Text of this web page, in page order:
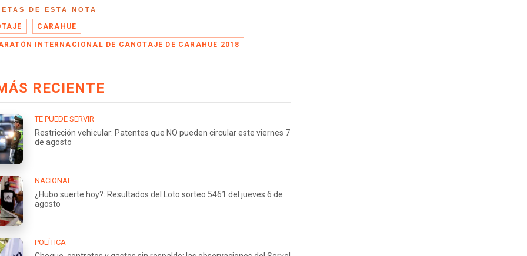
DE ESTA NOTA
CARAHUE
INTERNACIONAL DE CANOTAJE DE CARAHUE 2018
RECIENTE
TE PUEDE SERVIR
Restricción vehicular: Patentes que NO pueden circular este viernes 7
de agosto
NACIONAL
¿Hubo suerte hoy?: Resultados del Loto sorteo 5461 del jueves 6 de
agosto
POLÍTICA